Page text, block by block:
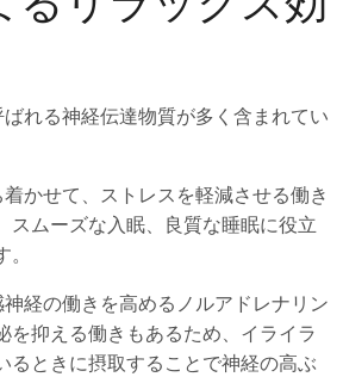
ばれる神経伝達物質が多く含まれてい
かせて、ストレスを軽減させる働き
スムーズな入眠、良質な睡眠に役立
経の働きを高めるノルアドレナリン
を抑える働きもあるため、イライラ
るときに摂取することで神経の高ぶ